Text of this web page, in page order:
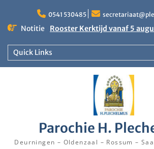
content
0541 530485
Notitie
Rooster Kerktijd vanaf 5
zondag 27 september 2026 in
Denekamp
Quick Links
Parochie H.
Deurningen – Oldenzaal – Rossum –